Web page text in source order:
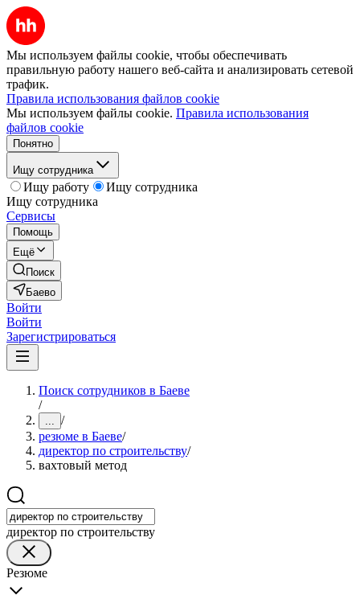
Мы используем файлы cookie, чтобы обеспечивать
правильную работу нашего веб-сайта и анализировать сетевой
трафик.
Правила использования файлов cookie
Мы используем файлы cookie. Правила использования
файлов cookie
Понятно
Ищу сотрудника
Ищу работу
Ищу сотрудника
Ищу сотрудника
Сервисы
Помощь
Ещё
Поиск
Баево
Войти
Войти
Зарегистрироваться
Поиск сотрудников в Баеве
/
... /
резюме в Баеве/
директор по строительству/
вахтовый метод
директор по строительству
Резюме